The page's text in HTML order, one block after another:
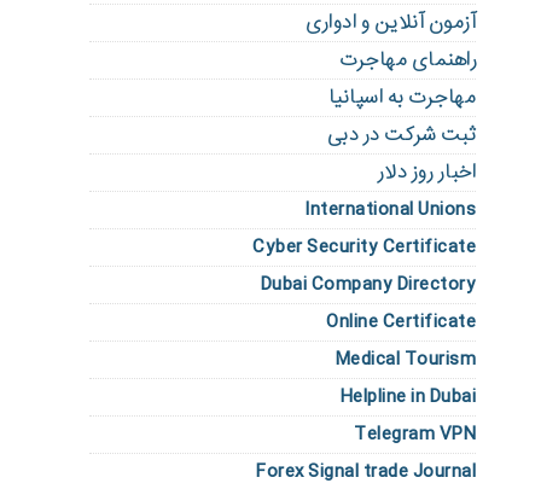
آزمون آنلاین و ادواری
راهنمای مهاجرت
مهاجرت به اسپانیا
ثبت شرکت در دبی
اخبار روز دلار
International Unions
Cyber Security Certificate
Dubai Company Directory
Online Certificate
Medical Tourism
Helpline in Dubai
Telegram VPN
Forex Signal trade Journal